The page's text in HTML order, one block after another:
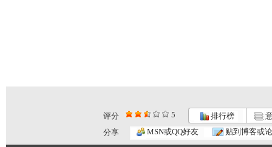
评分 5 排行榜
分享
MSN或QQ好友 贴到博客或